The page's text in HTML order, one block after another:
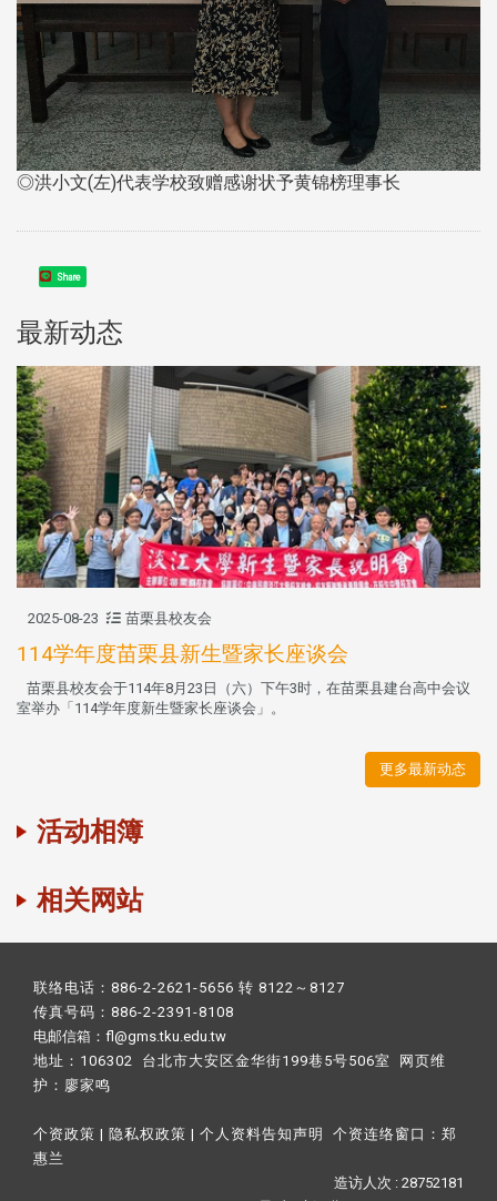
◎洪小文(左)代表学校致赠感谢状予黄锦榜理事长
Share
最新动态
2025-08-23 苗栗县校友会
114学年度苗栗县新生暨家长座谈会
苗栗县校友会于114年8月23日（六）下午3时，在苗栗县建台高中会议
室举办「114学年度新生暨家长座谈会」。
更多最新动态
活动相簿
相关网站
联络电话：886-2-2621-5656 转 8122～8127
传真号码：886-2-2391-8108
电邮信箱：fl@gms.tku.edu.tw
地址：106302 台北市大安区金华街199巷5号506室 网页维
护： 廖家鸣​
个资政策 | 隐私权政策 | 个人资料告知声明 个资连络窗口： 郑
惠兰
造访人次 : 28752181